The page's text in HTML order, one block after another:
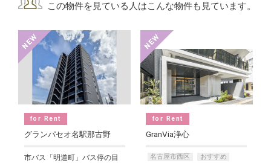
この物件を見ている人はこんな物件も見ています。
for Rent
グランパセオ名駅那古野
市バス「明道町」バス停の目
for Rent
GranVia浄心
名古屋市西区
おすすめ